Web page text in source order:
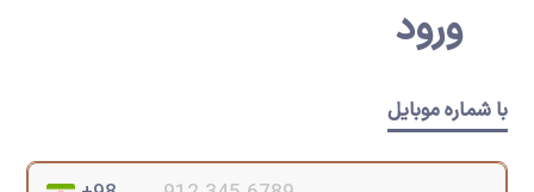
ورود
با شماره موبایل